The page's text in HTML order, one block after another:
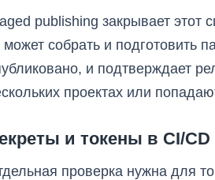
publishing закрывает этот
может собрать и подготовить
и подтверждает
проектах или
и токены в CI/CD
проверка нужна для